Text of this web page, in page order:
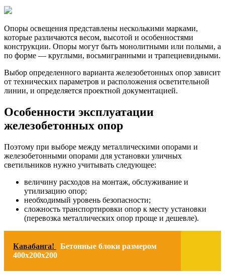
Опоры освещения представлены несколькими марками,
которые различаются весом, высотой и особенностями
конструкции. Опоры могут быть монолитными или полыми, а
по форме — круглыми, восьмигранными и трапециевидными.
Выбор определенного варианта железобетонных опор зависит
от технических параметров и расположения осветительной
линии, и определяется проектной документацией.
Особенности эксплуатации
железобетонных опор
Поэтому при выборе между металлическими опорами и
железобетонными опорами для установки уличных
светильников нужно учитывать следующее:
величину расходов на монтаж, обслуживание и
утилизацию опор;
необходимый уровень безопасности;
сложность транспортировки опор к месту установки
(перевозка металлических опор проще и дешевле).
Кавабанга!
Бетонные блоки размером
400х200х200